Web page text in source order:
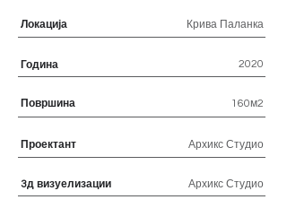
Локација Крива Паланка
Година 2020
Површина 160м2
Проектант Архикс Студио
3д визуелизации Архикс Студио